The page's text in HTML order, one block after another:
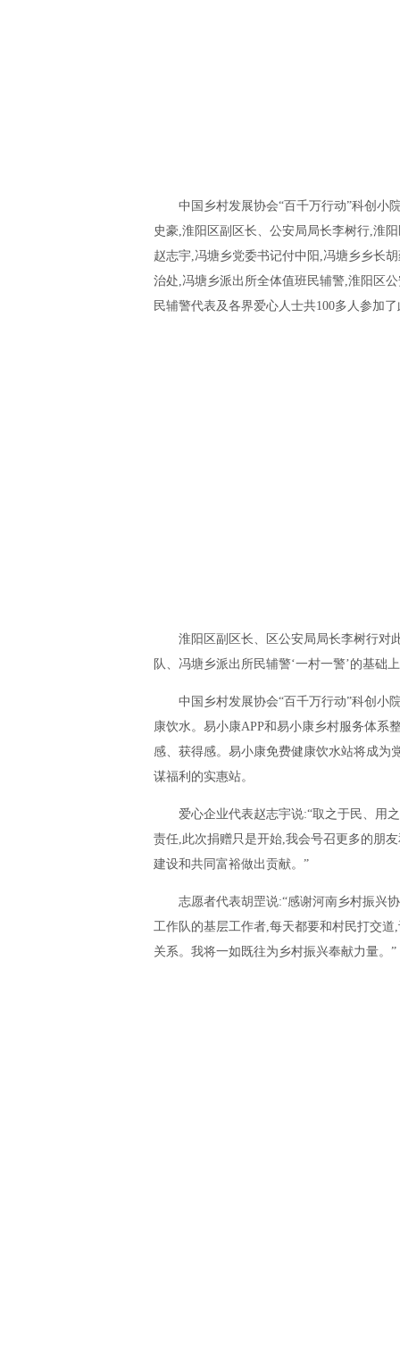
中国乡村发展协会“百千万行动”科创小
史豪,淮阳区副区长、公安局局长李树行,淮
赵志宇,冯塘乡党委书记付中阳,冯塘乡乡长
治处,冯塘乡派出所全体值班民辅警,淮阳区
民辅警代表及各界爱心人士共100多人参加了
淮阳区副区长、区公安局局长李树行对
队、冯塘乡派出所民辅警‘一村一警’的基础
中国乡村发展协会“百千万行动”科创小
康饮水。易小康APP和易小康乡村服务体系
感、获得感。易小康免费健康饮水站将成为
谋福利的实惠站。
爱心企业代表赵志宇说:“取之于民、用
责任,此次捐赠只是开始,我会号召更多的朋
建设和共同富裕做出贡献。”
志愿者代表胡罡说:“感谢河南乡村振兴
工作队的基层工作者,每天都要和村民打交
关系。我将一如既往为乡村振兴奉献力量。”